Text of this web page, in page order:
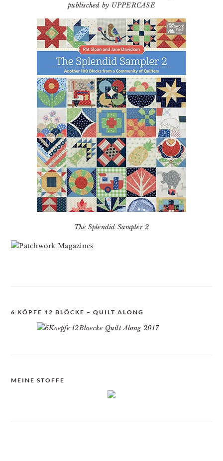
publisched by UPPERCASE
The Splendid Sampler 2
6 KÖPFE 12 BLÖCKE – QUILT ALONG
MEINE STOFFE